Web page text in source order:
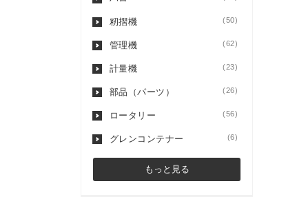
籾摺機 (50)
管理機 (62)
計量機 (23)
部品（パーツ） (26)
ロータリー (56)
グレンコンテナー (6)
もっと見る